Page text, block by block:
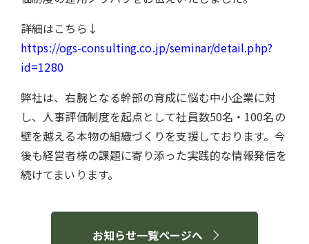
詳細はこちら↓
https://ogs-consulting.co.jp/seminar/detail.php?
id=1280
弊社は、右腕となる幹部の育成に悩む中小企業に対
し、人事評価制度を起点として社員数50名・100名の
壁を越える本物の組織づくりを支援しております。今
後も経営者様の課題に寄り添った実践的な情報発信を
続けてまいります。
お知らせ一覧ページへ